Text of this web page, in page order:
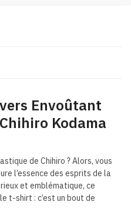
Envoûtant
Kodama
de Chihiro ? Alors, vous
l’essence des esprits de la
et emblématique, ce
t-shirt : c’est un bout de